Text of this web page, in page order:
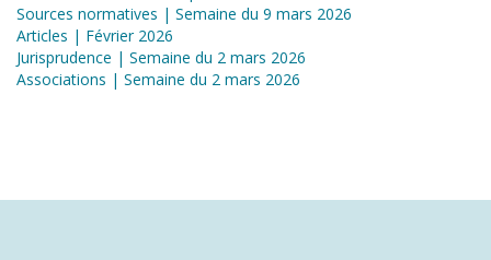
Sources normatives | Semaine du 9 mars 2026
Articles | Février 2026
Jurisprudence | Semaine du 2 mars 2026
Associations | Semaine du 2 mars 2026